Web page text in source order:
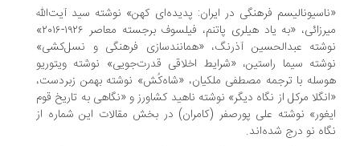
«ناسیونالیسم فرهنگی در ایران: پدیده‌ای کهن» نوشته سید آیت‌الله
میرزائی، «به یاد هیلری پاتنم، فیلسوف برجسته معاصر ۱۹۲۶-۲۰۱۶»
نوشته عبدالحسین آذرنگ، «همانندسازی فرهنگی و نسل‌کشی»
نوشته سیما راستین، «شرایط اخلاقی قدرت‌جویی» نوشته ویتوریو
هوسله با ترجمه مصطفی ملکیان، «شاه‌کُش» نوشته بهمن زبردست،
«انگلا مرکل از نگاه دیگر» نوشته ناهید کشاورز و «نگاهی به تاریخ قوم
ایغور» نوشته علی‌ پورصفر (کامران) در بخش مقالات این شماره از
نگاه نو درج شده‌اند.